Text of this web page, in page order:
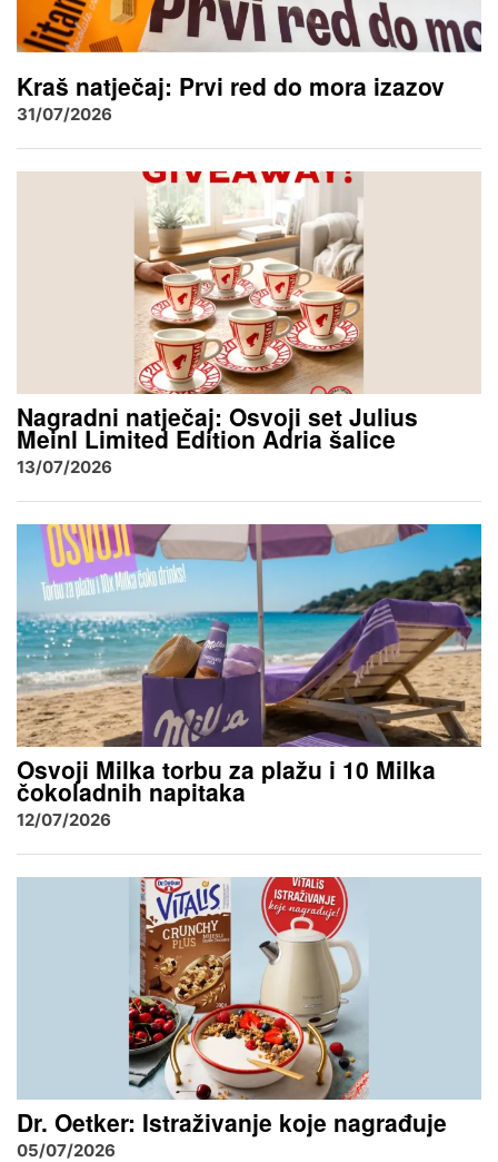
Kraš natječaj: Prvi red do mora izazov
31/07/2026
Nagradni natječaj: Osvoji set Julius
Meinl Limited Edition Adria šalice
13/07/2026
Osvoji Milka torbu za plažu i 10 Milka
čokoladnih napitaka
12/07/2026
Dr. Oetker: Istraživanje koje nagrađuje
05/07/2026